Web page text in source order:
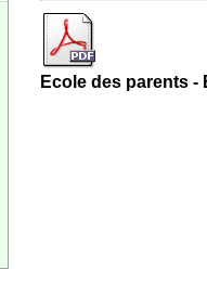
Ecole des parents -